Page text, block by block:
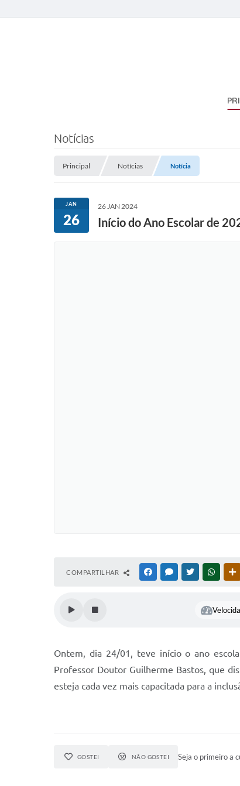
Notícias
Principal Notícias Notícia
JAN
26
26 JAN 2024
Início do Ano Escolar de
COMPARTILHAR FACEBOOKMESSENGER
TWITTER
Ontem, dia 24/01, teve início o ano
Professor Doutor Guilherme Bastos, que
esteja cada vez mais capacitada para a
GOSTEI NÃO GOSTEI Seja o primeiro a